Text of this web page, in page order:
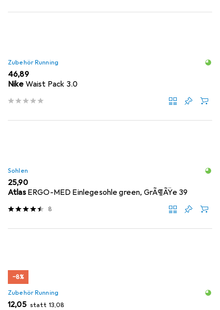
Zubehör Running
EUR
46,89
Nike Waist Pack 3.0
Sohlen
EUR
25,90
Atlas ERGO-MED Einlegesohle green, GrÃ¶ÃŸe 39
8
−8%
Zubehör Running
EUR
12,05 statt EUR
13,08